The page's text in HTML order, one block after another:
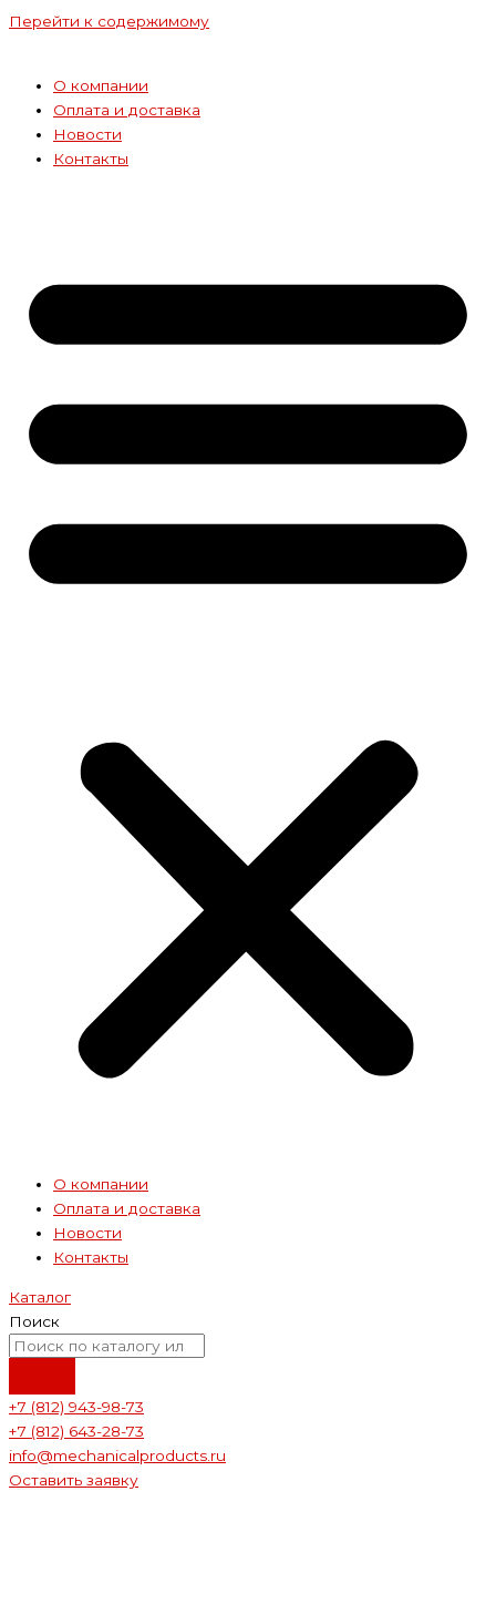
Перейти к содержимому
О компании
Оплата и доставка
Новости
Контакты
О компании
Оплата и доставка
Новости
Контакты
Каталог
Поиск
+7 (812) 943-98-73
+7 (812) 643-28-73
info@mechanicalproducts.ru
Оставить заявку